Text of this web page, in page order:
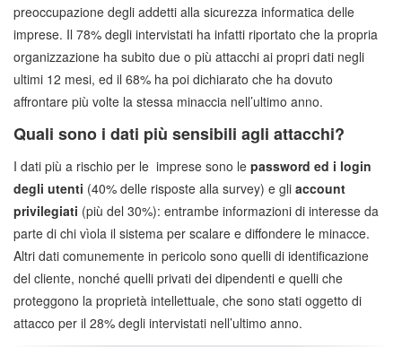
preoccupazione degli addetti alla sicurezza informatica delle
imprese. Il 78% degli intervistati ha infatti riportato che la propria
organizzazione ha subito due o più attacchi ai propri dati negli
ultimi 12 mesi, ed il 68% ha poi dichiarato che ha dovuto
affrontare più volte la stessa minaccia nell’ultimo anno.
Quali sono i dati più sensibili agli attacchi?
I dati più a rischio per le imprese sono le password ed i login
degli utenti (40% delle risposte alla survey) e gli account
privilegiati (più del 30%): entrambe informazioni di interesse da
parte di chi vìola il sistema per scalare e diffondere le minacce.
Altri dati comunemente in pericolo sono quelli di identificazione
del cliente, nonché quelli privati dei dipendenti e quelli che
proteggono la proprietà intellettuale, che sono stati oggetto di
attacco per il 28% degli intervistati nell’ultimo anno.